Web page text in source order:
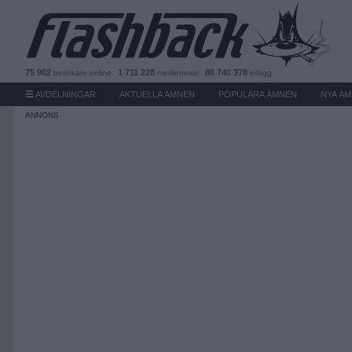
75 902 besökare online 1 711 228 medlemmar 88 740 378 inlägg
AVDELNINGAR AKTUELLA ÄMNEN POPULÄRA ÄMNEN NYA